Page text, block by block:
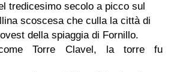
tredicesimo secolo a picco sul
scoscesa che culla la città di
della spiaggia di Fornillo.
Torre Clavel, la torre fu